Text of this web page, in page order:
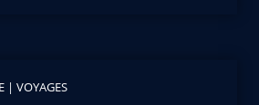
| VOYAGES